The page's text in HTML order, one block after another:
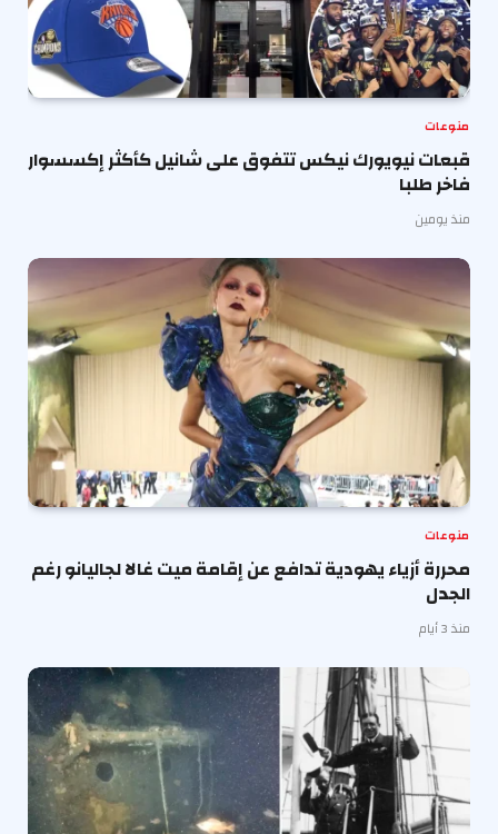
منوعات
قبعات نيويورك نيكس تتفوق على شانيل كأكثر إكسسوار
فاخر طلبا
منذ يومين
منوعات
محررة أزياء يهودية تدافع عن إقامة ميت غالا لجاليانو رغم
الجدل
منذ 3 أيام